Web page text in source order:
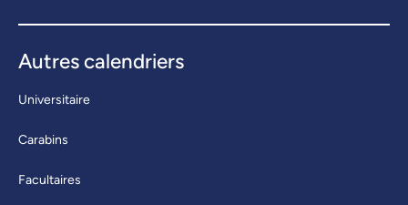
Autres calendriers
Universitaire
Carabins
Facultaires